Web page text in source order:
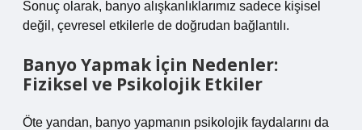
Sonuç olarak, banyo alışkanlıklarımız sadece kişisel
değil, çevresel etkilerle de doğrudan bağlantılı.
Banyo Yapmak İçin Nedenler:
Fiziksel ve Psikolojik Etkiler
Öte yandan, banyo yapmanın psikolojik faydalarını da